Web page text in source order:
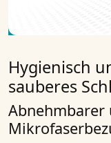
Hygienisch
sauberes
Abnehmbarer